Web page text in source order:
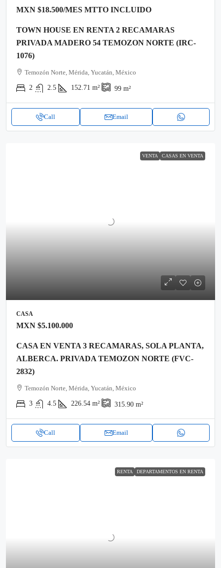
MXN $18.500/MES MTTO INCLUIDO
TOWN HOUSE EN RENTA 2 RECAMARAS
PRIVADA MADERO 54 TEMOZON NORTE (IRC-
1076)
Temozón Norte, Mérida, Yucatán, México
2 2.5 152.71 m² 99 m²
Call Email
VENTA CASAS EN VENTA
CASA
MXN $5.100.000
CASA EN VENTA 3 RECAMARAS, SOLA PLANTA,
ALBERCA. PRIVADA TEMOZON NORTE (FVC-
2832)
Temozón Norte, Mérida, Yucatán, México
3 4.5 226.54 m² 315.90 m²
Call Email
RENTA DEPARTAMENTOS EN RENTA